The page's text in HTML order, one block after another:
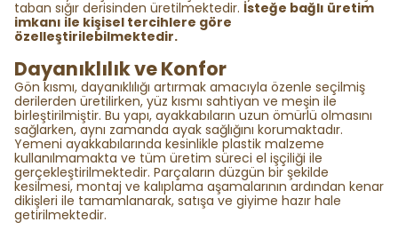
taban sığır derisinden üretilmektedir. İsteğe bağlı üretim
imkanı ile kişisel tercihlere göre
özelleştirilebilmektedir.
Dayanıklılık ve Konfor
Gön kısmı, dayanıklılığı artırmak amacıyla özenle seçilmiş
derilerden üretilirken, yüz kısmı sahtiyan ve meşin ile
birleştirilmiştir. Bu yapı, ayakkabıların uzun ömürlü olmasını
sağlarken, aynı zamanda ayak sağlığını korumaktadır.
Yemeni ayakkabılarında kesinlikle plastik malzeme
kullanılmamakta ve tüm üretim süreci el işçiliği ile
gerçekleştirilmektedir. Parçaların düzgün bir şekilde
kesilmesi, montaj ve kalıplama aşamalarının ardından kenar
dikişleri ile tamamlanarak, satışa ve giyime hazır hale
getirilmektedir.